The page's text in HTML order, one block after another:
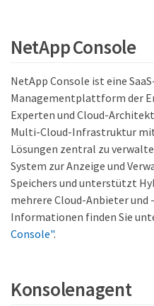
NetApp Console
NetApp Console ist eine
Managementplattform der
Experten und Cloud-
Multi-Cloud-Infrastruktur
Lösungen zentral zu
System zur Anzeige und
Speichers und unterstützt
mehrere Cloud-Anbieter und
Informationen finden Sie
Console".
Konsolenagent